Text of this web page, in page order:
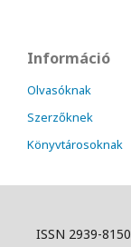
Információ
Olvasóknak
Szerzőknek
Könyvtárosoknak
ISSN 2939-8150